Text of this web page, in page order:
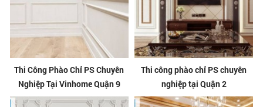
Thi Công Phào Chỉ PS Chuyên
Nghiệp Tại Vinhome Quận 9
Thi công phào chỉ PS chuyên
nghiệp tại Quận 2